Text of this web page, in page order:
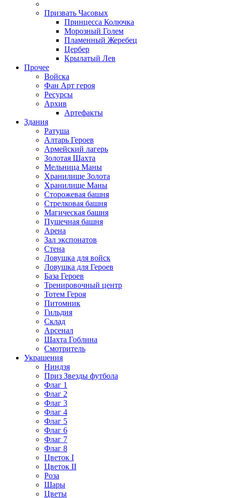
Призвать Часовых
Принцесса Колючка
Морозный Голем
Пламенный Жеребец
Цербер
Крылатый Лев
Прочее
Войска
Фан Арт героя
Ресурсы
Архив
Артефакты
Здания
Ратуша
Алтарь Героев
Армейский лагерь
Золотая Шахта
Мельница Маны
Хранилище Золота
Хранилище Маны
Сторожевая башня
Стрелковая башня
Магическая башня
Пушечная башня
Арена
Зал экспонатов
Стена
Ловушка для войск
Ловушка для Героев
База Героев
Тренировочный центр
Тотем Героя
Питомник
Гильдия
Склад
Арсенал
Шахта Гоблина
Смотритель
Украшения
Ниндзя
Приз Звезды футбола
Флаг 1
Флаг 2
Флаг 3
Флаг 4
Флаг 5
Флаг 6
Флаг 7
Флаг 8
Цветок I
Цветок II
Роза
Шары
Цветы